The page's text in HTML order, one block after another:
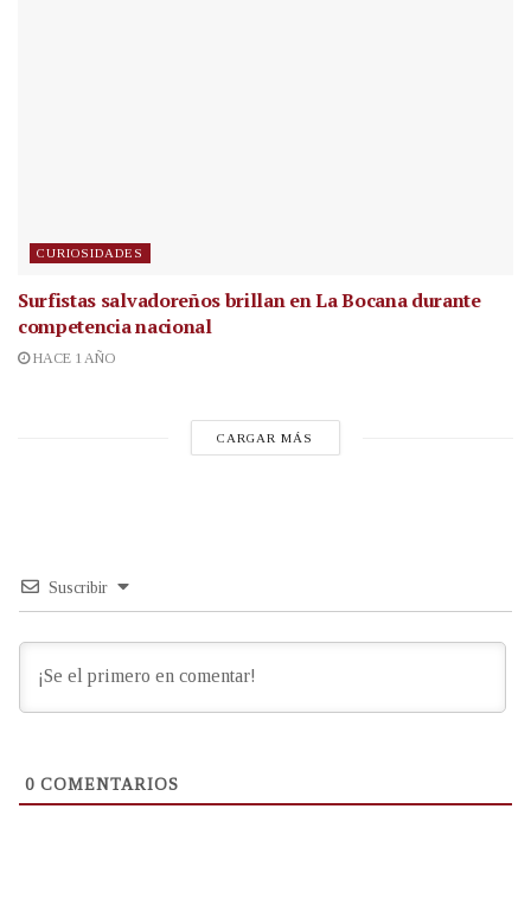
CURIOSIDADES
Surfistas salvadoreños brillan en La Bocana durante
competencia nacional
HACE 1 AÑO
CARGAR MÁS
Suscribir
0 COMENTARIOS